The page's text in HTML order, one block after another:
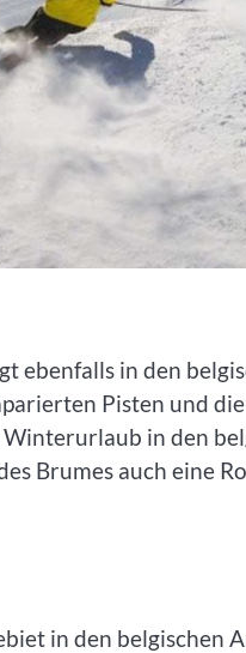
ebenfalls in den
Pisten und
in den
Brumes auch eine
in den belgischen